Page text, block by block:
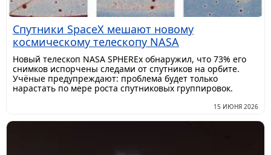
Спутники SpaceX мешают новому
космическому телескопу NASA
Новый телескоп NASA SPHEREx обнаружил, что 73% его
снимков испорчены следами от спутников на орбите.
Учёные предупреждают: проблема будет только
нарастать по мере роста спутниковых группировок.
15 ИЮНЯ 2026